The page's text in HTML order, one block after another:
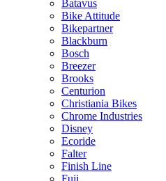
Batavus
Bike Attitude
Bikepartner
Blackburn
Bosch
Breezer
Brooks
Centurion
Christiania Bikes
Chrome Industries
Disney
Ecoride
Falter
Finish Line